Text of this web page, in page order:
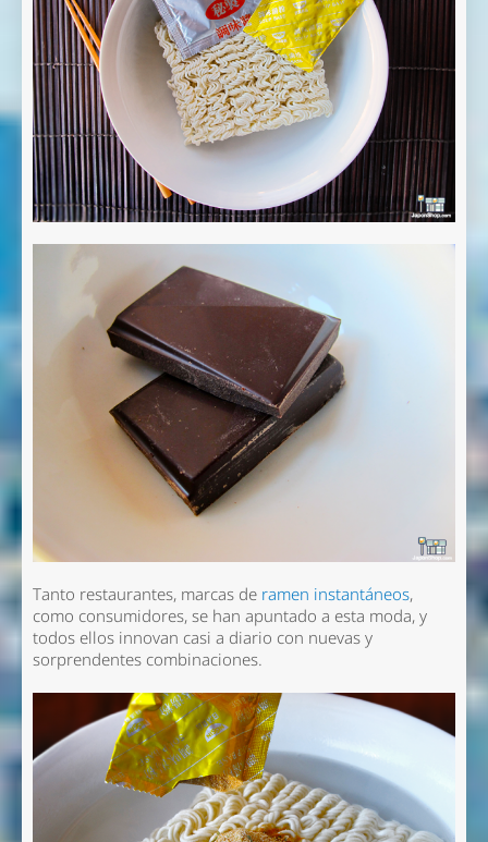
Tanto restaurantes, marcas de ramen instantáneos,
como consumidores, se han apuntado a esta moda, y
todos ellos innovan casi a diario con nuevas y
sorprendentes combinaciones.